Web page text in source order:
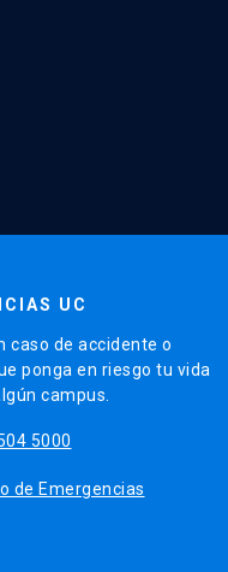
UC
caso de accidente o
ponga en riesgo tu vida
campus.
5000
de Emergencias